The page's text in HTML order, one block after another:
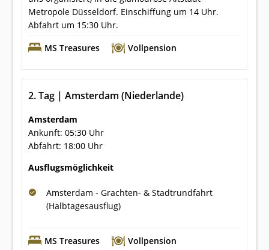
Metropole Düsseldorf. Einschiffung um 14 Uhr.
Abfahrt um 15:30 Uhr.
MS Treasures
Vollpension
2. Tag | Amsterdam (Niederlande)
Amsterdam
Ankunft: 05:30 Uhr
Abfahrt: 18:00 Uhr
Ausflugsmöglichkeit
Amsterdam - Grachten- & Stadtrundfahrt
(Halbtagesausflug)
MS Treasures Vollpension